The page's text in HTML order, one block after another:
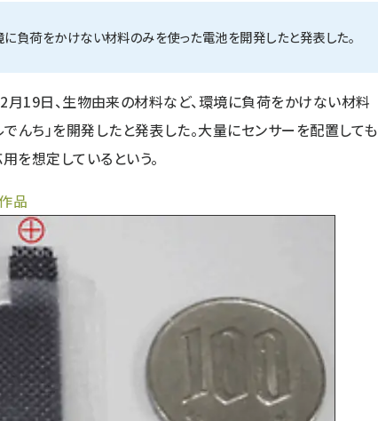
負荷をかけない材料のみを使った電池を開発したと発表した。
19日、生物由来の材料など、環境に負荷をかけない材料
んち」を開発したと発表した。大量にセンサーを配置しても
を想定しているという。
品